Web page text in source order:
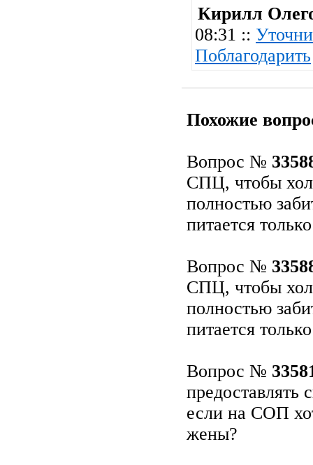
Кирилл
08:31 ::
Поблагодарить
Похожие
Вопрос №
СПЦ, чтобы
полностью
питается
Вопрос №
СПЦ, чтобы
полностью
питается
Вопрос №
предоставлять
если на СОП
жены?